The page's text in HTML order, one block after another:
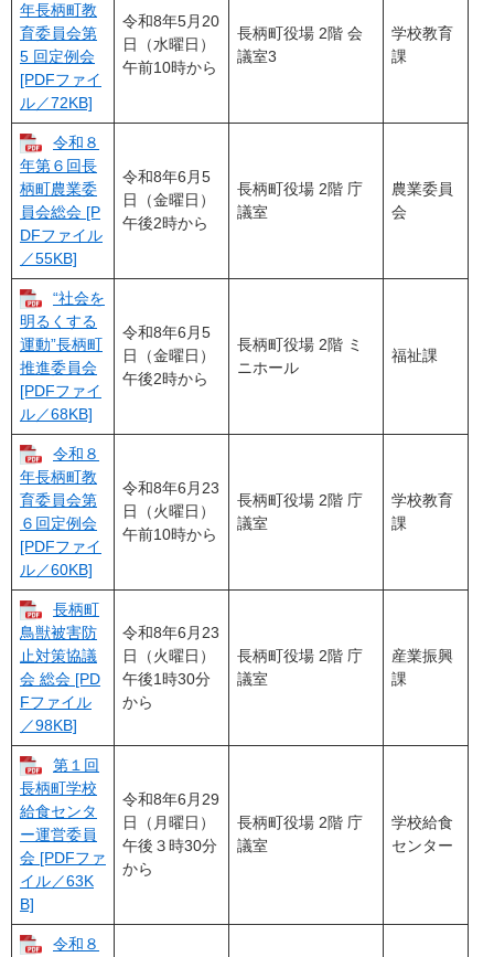
年長柄町教
育委員会第
5 回定例会
[PDFファイ
ル／72KB]
令和8年5月20
日（水曜日）
午前10時から
長柄町役場 2階 会
議室3
学校教育
課
令和８
年第６回長
柄町農業委
員会総会 [P
DFファイル
／55KB]
令和8年6月5
日（金曜日）
午後2時から
長柄町役場 2階 庁
議室
農業委員
会
“社会を
明るくする
運動”長柄町
推進委員会
[PDFファイ
ル／68KB]
令和8年6月5
日（金曜日）
午後2時から
長柄町役場 2階 ミ
ニホール
福祉課
令和８
年長柄町教
育委員会第
６回定例会
[PDFファイ
ル／60KB]
令和8年6月23
日（火曜日）
午前10時から
長柄町役場 2階 庁
議室
学校教育
課
長柄町
鳥獣被害防
止対策協議
会 総会 [PD
Fファイル
／98KB]
令和8年6月23
日（火曜日）
午後1時30分
から
長柄町役場 2階 庁
議室
産業振興
課
第１回
長柄町学校
給食センタ
ー運営委員
会 [PDFファ
イル／63K
B]
令和8年6月29
日（月曜日）
午後３時30分
から
長柄町役場 2階 庁
議室
学校給食
センター
令和８